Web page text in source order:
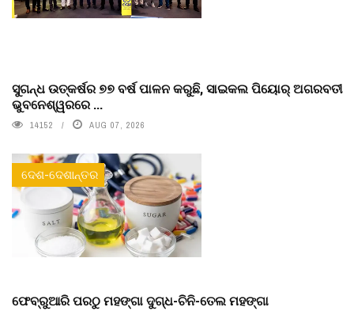
ସୁଗନ୍ଧ ଉତ୍କର୍ଷର ୭୭ ବର୍ଷ ପାଳନ କରୁଛି, ସାଇକଲ ପିୟୋର୍‌ ଅଗରବତୀ
ଭୁବନେଶ୍ୱରରେ ...
14152 AUG 07, 2026
ଦେଶ-ଦେଶାନ୍ତର
ଫେବ୍ରୁଆରି ପରଠୁ ମହଙ୍ଗା ଦୁଗ୍ଧ-ଚିନି-ତେଲ ମହଙ୍ଗା